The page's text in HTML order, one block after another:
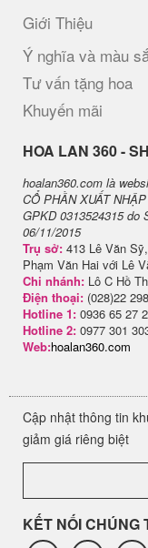
Giới Thiệu
Ý nghĩa và màu
Tư vấn tặng hoa
Khuyến mãi
H​OA LAN 360 -
hoalan360.com là
CỔ PHẦN XUẤT
GPKD 0313524315
06/11/2015
Trụ sở: 413 Lê Văn
Phạm Văn Hai với Lê
Chi nhánh: Lô C Hồ
Điện thoại: (028)22
Hotline 1: 0936 65 27
Hotline 2: 0977 301
Web:hoalan360.com
Cập nhật thông tin
giảm giá riêng biệt
KẾT NỐI CHÚNG